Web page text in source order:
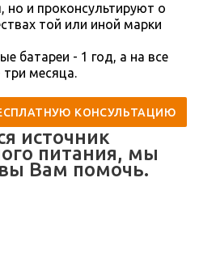
но и проконсультируют о
той или иной марки
батареи - 1 год, а на все
месяца.
КОНСУЛЬТАЦИЮ
источник
питания, мы
Вам помочь.